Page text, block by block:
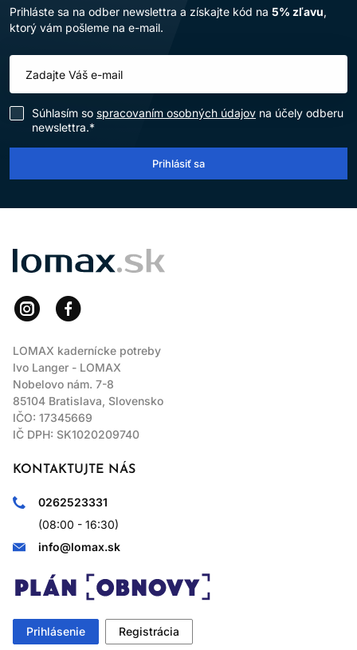
Prihláste sa na odber newslettra a získajte kód na 5% zľavu,
ktorý vám pošleme na e-mail.
Súhlasím so spracovaním osobných údajov na účely odberu
newslettra.*
Prihlásiť sa
LOMAX
LOMAX kadernícke potreby
Ivo Langer - LOMAX
Nobelovo nám. 7-8
85104 Bratislava, Slovensko
IČO: 17345669
IČ DPH: SK1020209740
KONTAKTUJTE NÁS
0262523331
(08:00 - 16:30)
info@lomax.sk
Prihlásenie Registrácia